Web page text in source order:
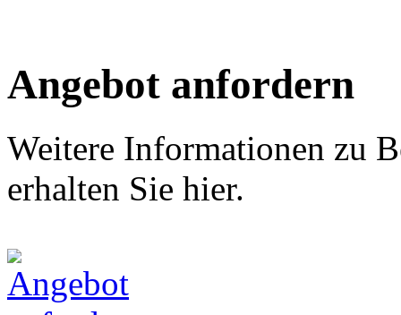
Angebot anfordern
Weitere Informationen zu
erhalten Sie hier.